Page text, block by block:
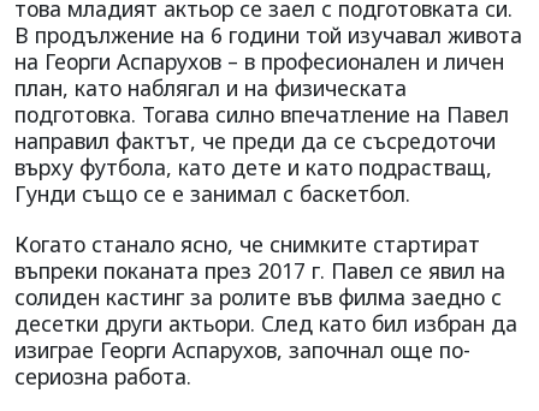
това младият актьор се заел с подготовката си.
В продължение на 6 години той изучавал живота
на Георги Аспарухов – в професионален и личен
план, като наблягал и на физическата
подготовка. Тогава силно впечатление на Павел
направил фактът, че преди да се съсредоточи
върху футбола, като дете и като подрастващ,
Гунди също се е занимал с баскетбол.
Когато станало ясно, че снимките стартират
въпреки поканата през 2017 г. Павел се явил на
солиден кастинг за ролите във филма заедно с
десетки други актьори. След като бил избран да
изиграе Георги Аспарухов, започнал още по-
сериозна работа.